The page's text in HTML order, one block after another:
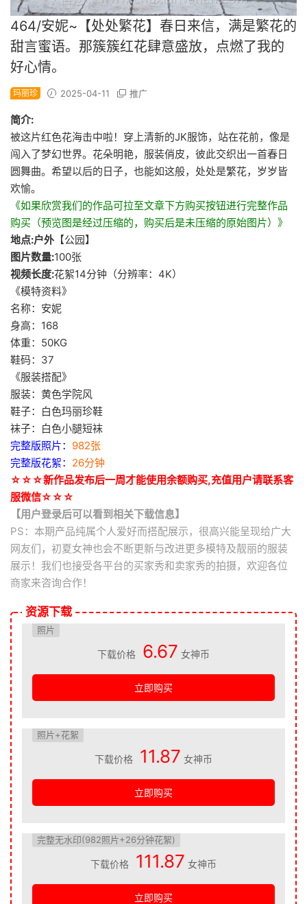
464/安妮~【处处繁花】春日来信，满是繁花的
甜言蜜语。那簇簇红花肆意盛放，点燃了我的
好心情。
玛丽珍 2025-04-11 推广
简介:
被这片红色花海击中啦！穿上清新的JK服饰，站在花前，像是
闯入了梦幻世界。花朵明艳，服装俏皮，彼此交织出一首春日
圆舞曲。希望以后的日子，也能如这般，处处是繁花，岁岁皆
欢愉。
《如果欣赏我们的作品可拉至文章下方购买按钮进行完整作品
购买（预览图是经过压缩的，购买后是未压缩的原始图片）》
地点:户外 【公园】
图片数量:100张
视频长度:花絮14分钟（分辨率：4K）
《模特资料》
名称：安妮
身高：168
体重：50KG
鞋码：37
《服装搭配》
服装：黄色学院风
鞋子：白色玛丽珍鞋
袜子：白色小腿短袜
完整版照片： 982张
完整版花絮： 26分钟
☆☆☆新作品发布后一周才能使用余额购买,充值用户请联系客
服微信☆☆☆
【用户登录后可以看到相关下载信息】
PS：本期产品纯属个人爱好而搭配展示，很高兴能呈现给广大
网友们，初夏女神也会不断更新与改进更多模特及靓丽的服装
展示！我们也接受各平台的买家秀和卖家秀的拍摄，欢迎各位
商家来咨询合作！
资源下载
照片
下载价格 6.67 女神币
立即购买
照片+花絮
下载价格 11.87 女神币
立即购买
完整无水印(982照片+26分钟花絮)
下载价格 111.87 女神币
立即购买